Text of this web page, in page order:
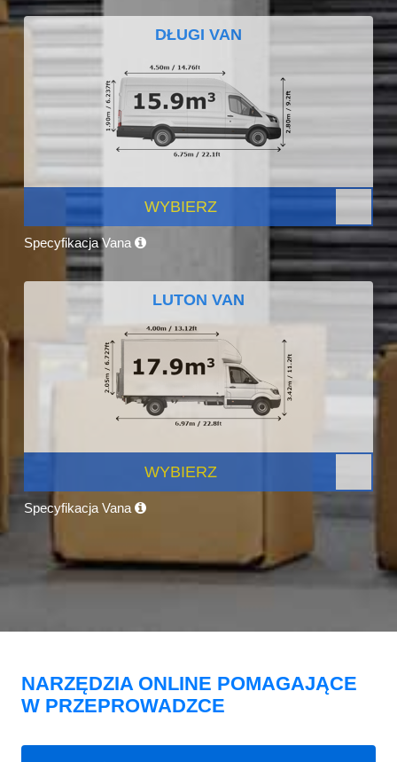
DŁUGI VAN
WYBIERZ
Specyfikacja Vana
LUTON VAN
WYBIERZ
Specyfikacja Vana
NARZĘDZIA ONLINE POMAGAJĄCE
W PRZEPROWADZCE